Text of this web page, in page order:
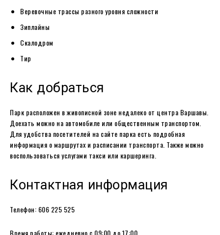
Веревочные трассы разного уровня сложности
Зиплайны
Скалодром
Тир
Как добраться
Парк расположен в живописной зоне недалеко от центра Варшавы.
Доехать можно на автомобиле или общественным транспортом.
Для удобства посетителей на сайте парка есть подробная
информация о маршрутах и расписании транспорта. Также можно
воспользоваться услугами такси или каршеринга.
Контактная информация
Телефон: 606 225 525
Время работы: ежедневно с 09:00 до 17:00